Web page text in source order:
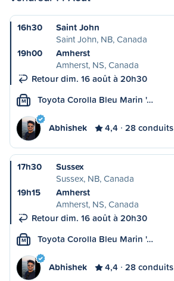
16h30
Saint John
Saint John, NB, Canada
19h00
Amherst
Amherst, NS, Canada
Retour dim. 16 août à 20h30
M Toyota Corolla Bleu Marin '…
Abhishek 4,4 28 conduits
17h30
Sussex
Sussex, NB, Canada
19h15
Amherst
Amherst, NS, Canada
Retour dim. 16 août à 20h30
M Toyota Corolla Bleu Marin '…
Abhishek 4,4 28 conduits